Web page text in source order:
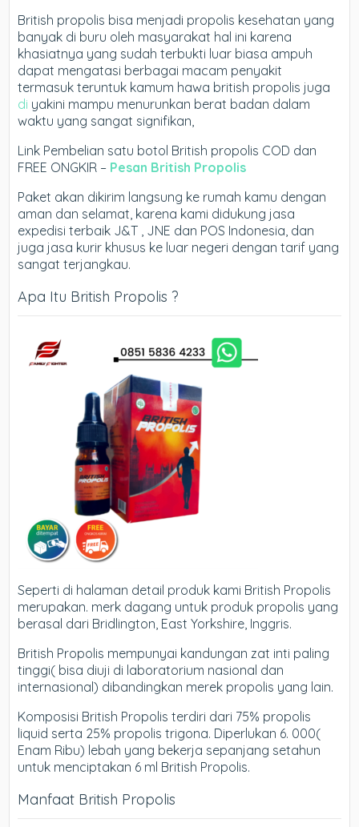
British propolis bisa menjadi propolis kesehatan yang
banyak di buru oleh masyarakat hal ini karena
khasiatnya yang sudah terbukti luar biasa ampuh
dapat mengatasi berbagai macam penyakit
termasuk teruntuk kamum hawa british propolis juga
di yakini mampu menurunkan berat badan dalam
waktu yang sangat signifikan,
Link Pembelian satu botol British propolis COD dan
FREE ONGKIR – Pesan British Propolis
Paket akan dikirim langsung ke rumah kamu dengan
aman dan selamat, karena kami didukung jasa
expedisi terbaik J&T , JNE dan POS Indonesia, dan
juga jasa kurir khusus ke luar negeri dengan tarif yang
sangat terjangkau.
Apa Itu British Propolis ?
Seperti di halaman detail produk kami British Propolis
merupakan. merk dagang untuk produk propolis yang
berasal dari Bridlington, East Yorkshire, Inggris.
British Propolis mempunyai kandungan zat inti paling
tinggi( bisa diuji di laboratorium nasional dan
internasional) dibandingkan merek propolis yang lain.
Komposisi British Propolis terdiri dari 75% propolis
liquid serta 25% propolis trigona. Diperlukan 6. 000(
Enam Ribu) lebah yang bekerja sepanjang setahun
untuk menciptakan 6 ml British Propolis.
Manfaat British Propolis